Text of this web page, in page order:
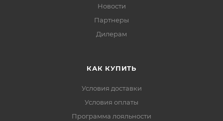
Новости
Партнеры
Дилерам
КАК КУПИТЬ
Условия доставки
Условия оплаты
Программа лояльности